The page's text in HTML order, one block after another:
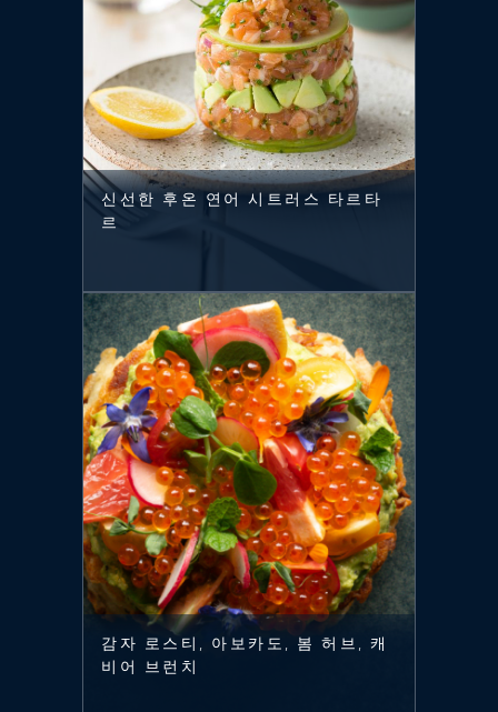
신선한 후온 연어 시트러스 타르타
르
감자 로스티, 아보카도, 봄 허브, 캐
비어 브런치